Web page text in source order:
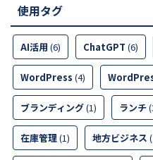
使用タグ
AI活用 (6) ChatGPT (6)
WordPress (4)
ブランディング(1) ランチ
在庫管理(1) 地方ビジネス